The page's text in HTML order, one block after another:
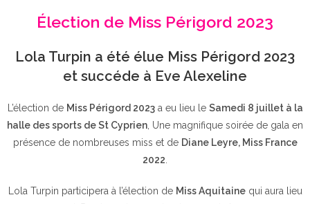
Élection de Miss Périgord 2023
Lola Turpin a été élue Miss Périgord 2023
et succéde à Eve Alexeline
L’élection de Miss Périgord 2023a eu lieu le Samedi 8 juillet à la
halle des sports de St Cyprien , Une magnifique soirée de gala en
présence de nombreuses miss et de Diane Leyre, Miss France
2022
Lola Turpin participera à l’élection de Miss Aquitainequi aura lieu